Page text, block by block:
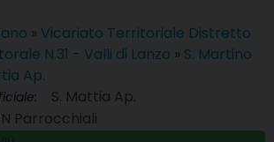
» Vicariato Territoriale Distretto
N.31 - Valli di Lanzo » S. Martino
Ap.
S. Mattia Ap.
Parrocchiali